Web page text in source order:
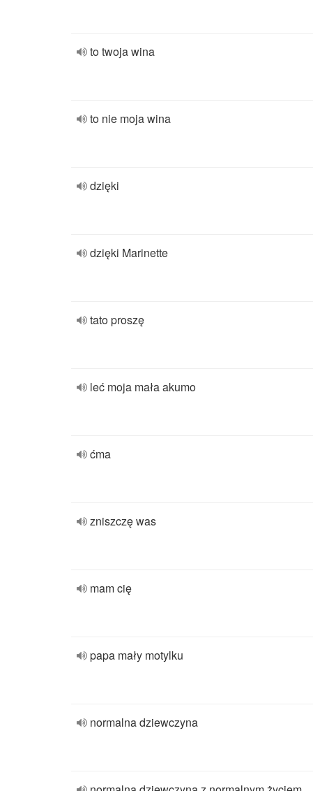
to twoja wina
to nie moja wina
dzięki
dzięki Marinette
tato proszę
leć moja mała akumo
ćma
zniszczę was
mam cię
papa mały motylku
normalna dziewczyna